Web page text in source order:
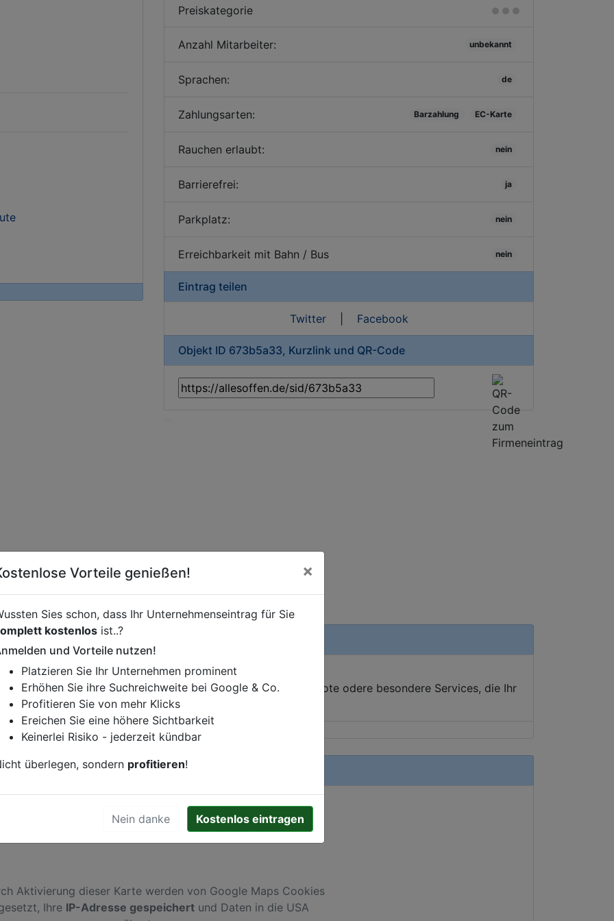
Preiskategorie
Anzahl Mitarbeiter: unbekannt
Sprachen: de
Zahlungsarten: Barzahlung EC-Karte
Rauchen erlaubt: nein
Barrierefrei: ja
Parkplatz: nein
Erreichbarkeit mit Bahn / Bus nein
Eintrag teilen
Twitter| Facebook
Objekt ID 673b5a33, Kurzlink und QR-Code
oder andere relevante Informationen hinzufügen?
Gerne erweitern wir Ihren Firmeneintrag um Sonderangebote odere besondere Services, die Ihr
Ihren Wettbewerbern abheben.
Hamburg
Aktivierung dieser Karte werden von Google Maps Cookies
Ihre IP-Adresse gespeichert und Daten in die USA
Vorteile genießen! ×
Sies schon, dass Ihr Unternehmenseintrag für Sie
kostenlos ist..?
und Vorteile nutzen!
Platzieren Sie Ihr Unternehmen prominent
Erhöhen Sie ihre Suchreichweite bei Google & Co.
Profitieren Sie von mehr Klicks
Ereichen Sie eine höhere Sichtbarkeit
Keinerlei Risiko - jederzeit kündbar
überlegen, sondern profitieren!
Nein danke Kostenlos eintragen